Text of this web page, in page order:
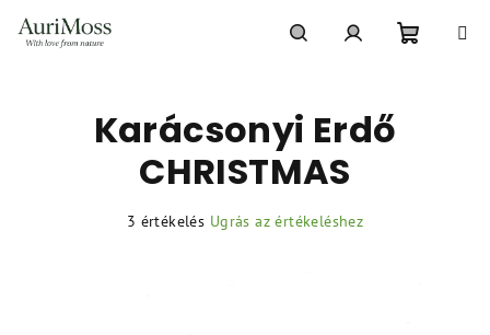
Karácsonyi Erdő
CHRISTMAS
A
3 értékelés Ugrás az értékeléshez